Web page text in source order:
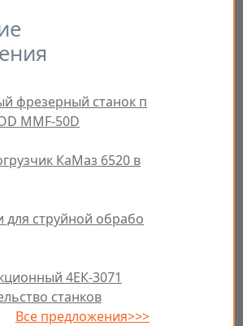
фрезерный станок п
MMF-50D
КаМаз 6520 в
для струйной обрабо
4ЕК-3071
станков
Все предложения>>>